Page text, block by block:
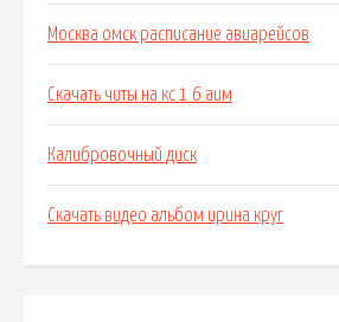
Москва омск расписание авиарейсов
Скачать читы на кс 1 6 аим
Калибровочный диск
Скачать видео альбом ирина круг